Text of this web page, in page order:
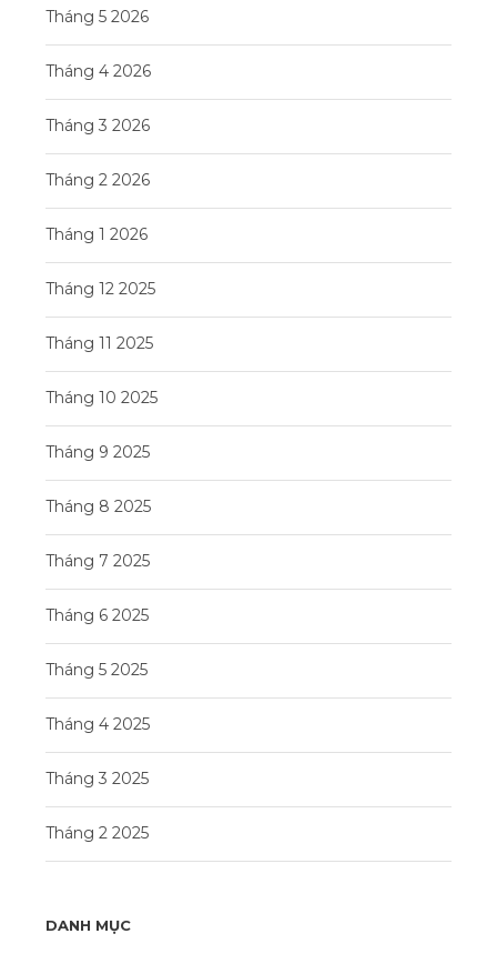
Tháng 5 2026
Tháng 4 2026
Tháng 3 2026
Tháng 2 2026
Tháng 1 2026
Tháng 12 2025
Tháng 11 2025
Tháng 10 2025
Tháng 9 2025
Tháng 8 2025
Tháng 7 2025
Tháng 6 2025
Tháng 5 2025
Tháng 4 2025
Tháng 3 2025
Tháng 2 2025
DANH MỤC